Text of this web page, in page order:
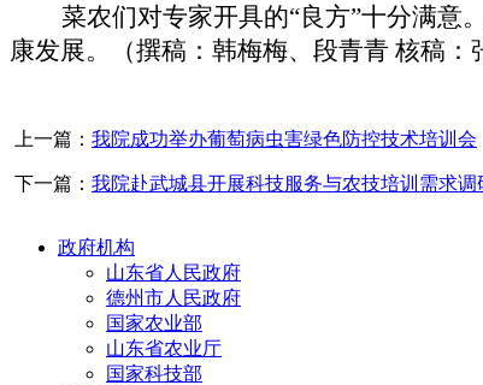
菜农们对专家开具的“良方”十分满意
康发展。（撰稿：韩梅梅、段青青 核稿：
上一篇： 我院成功举办葡萄病虫害绿色防控技术培训会
下一篇： 我院赴武城县开展科技服务与农技培训需求调
政府机构
山东省人民政府
德州市人民政府
国家农业部
山东省农业厅
国家科技部